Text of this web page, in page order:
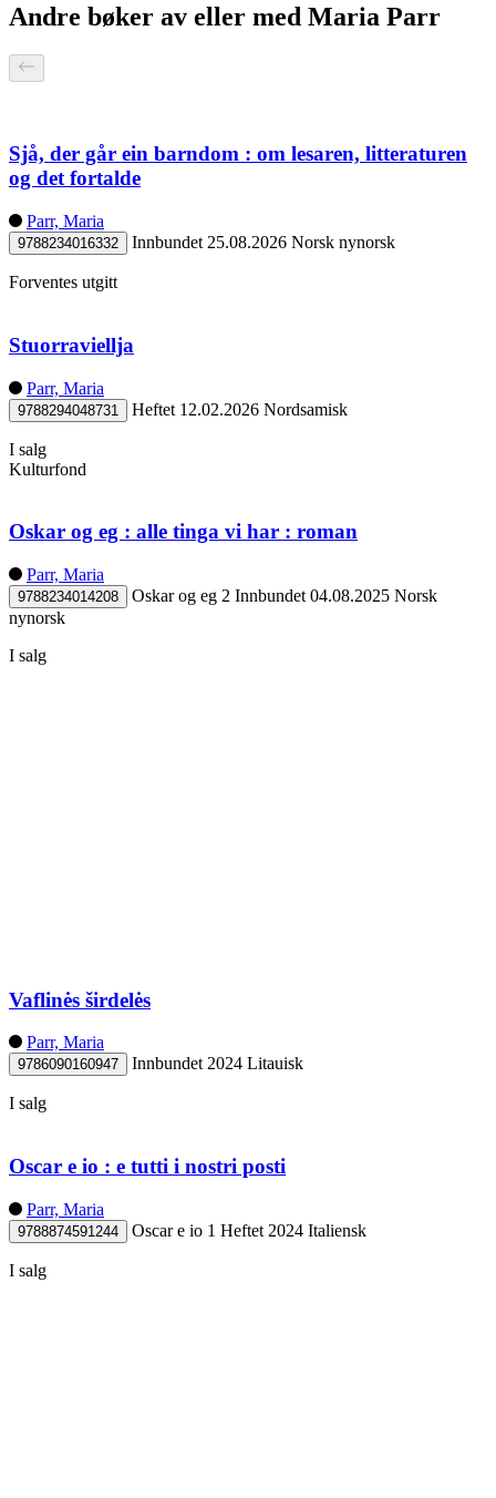
Andre bøker av eller med Maria Parr
Sjå, der går ein barndom : om lesaren, litteraturen
og det fortalde
Parr, Maria
9788234016332 Innbundet 25.08.2026 Norsk nynorsk
Forventes utgitt
Stuorraviellja
Parr, Maria
9788294048731 Heftet 12.02.2026 Nordsamisk
I salg
Kulturfond
Oskar og eg : alle tinga vi har : roman
Parr, Maria
9788234014208 Oskar og eg 2 Innbundet 04.08.2025 Norsk
nynorsk
I salg
Vaflinės širdelės
Parr, Maria
9786090160947 Innbundet 2024 Litauisk
I salg
Oscar e io : e tutti i nostri posti
Parr, Maria
9788874591244 Oscar e io 1 Heftet 2024 Italiensk
I salg